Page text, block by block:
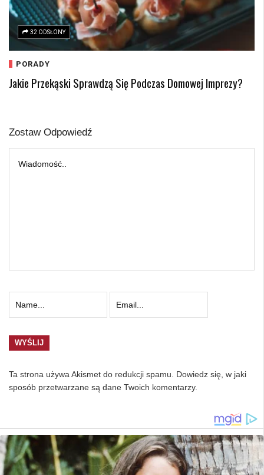
32 ODSŁONY
PORADY
Jakie Przekąski Sprawdzą Się Podczas Domowej Imprezy?
Zostaw Odpowiedź
Ta strona używa Akismet do redukcji spamu. Dowiedz się, w jaki
sposób przetwarzane są dane Twoich komentarzy.